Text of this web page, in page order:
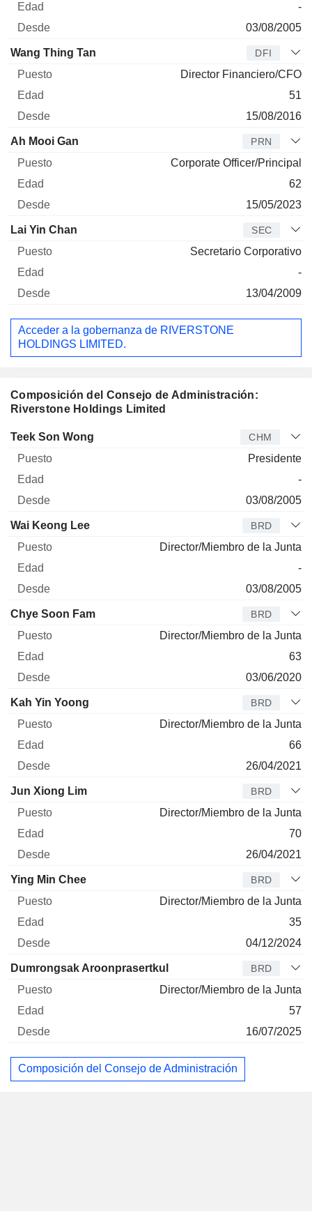
-
03/08/2005
Wang Thing Tan DFI
Director Financiero/CFO
51
15/08/2016
Ah Mooi Gan PRN
Corporate Officer/Principal
62
15/05/2023
Lai Yin Chan SEC
Secretario Corporativo
-
13/04/2009
Acceder a la gobernanza de RIVERSTONE
HOLDINGS LIMITED.
Composición del Consejo de Administración:
Riverstone Holdings Limited
Administrador Puesto
Teek Son Wong CHM
Presidente
-
03/08/2005
Wai Keong Lee BRD
Director/Miembro de la Junta
-
03/08/2005
Chye Soon Fam BRD
Director/Miembro de la Junta
63
03/06/2020
Kah Yin Yoong BRD
Director/Miembro de la Junta
66
26/04/2021
Jun Xiong Lim BRD
Director/Miembro de la Junta
70
26/04/2021
Ying Min Chee BRD
Director/Miembro de la Junta
35
04/12/2024
Dumrongsak Aroonprasertkul BRD
Director/Miembro de la Junta
57
16/07/2025
Composición del Consejo de Administración